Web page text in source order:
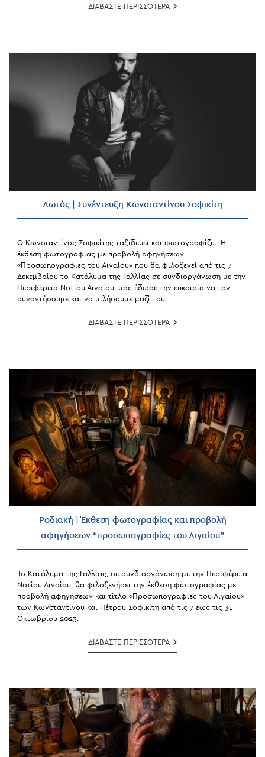
ΔΙΑΒΑΣΤΕ ΠΕΡΙΣΣΟΤΕΡΑNexus
|
Λωτός | Συνέντευξη Κωνσταντίνου Σοφικίτη
Ο Κωνσταντίνος Σοφικίτης ταξιδεύει και φωτογραφίζει. Η
έκθεση φωτογραφίας με προβολή αφηγήσεων
«Προσωπογραφίες του Αιγαίου» που θα φιλοξενεί από τις 7
Δεκεμβρίου το Κατάλυμα της Γαλλίας σε συνδιοργάνωση με την
Περιφέρεια Νοτίου Αιγαίου, μας έδωσε την ευκαιρία να τον
συναντήσουμε και να μιλήσουμε μαζί του.
ΔΙΑΒΑΣΤΕ ΠΕΡΙΣΣΟΤΕΡΑΛωτός
|
Ροδιακή | Έκθεση φωτογραφίας και προβολή
αφηγήσεων “προσωπογραφίες του Αιγαίου”
Το Κατάλυμα της Γαλλίας, σε συνδιοργάνωση με την Περιφέρεια
Νοτίου Αιγαίου, θα φιλοξενήσει την έκθεση φωτογραφίας με
προβολή αφηγήσεων και τίτλο «Προσωπογραφίες του Αιγαίου»
των Κωνσταντίνου και Πέτρου Σοφικίτη από τις 7 έως τις 31
Οκτωβρίου 2023.
ΔΙΑΒΑΣΤΕ ΠΕΡΙΣΣΟΤΕΡΑΡοδιακή
|
Προβολή
Αφηγήσεων
“προσωπογραφίες
Του
Αιγαίου”